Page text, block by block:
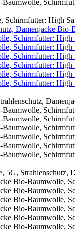
Schirmfutter: High